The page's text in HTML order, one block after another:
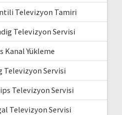
Televizyon Tamiri
Televizyon Servisi
Kanal Yükleme
Televizyon Servisi
Televizyon Servisi
Televizyon Servisi